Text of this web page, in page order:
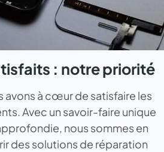
: notre priorité
avons à cœur de satisfaire les
Avec un savoir-faire unique
nous sommes en
des solutions de réparation